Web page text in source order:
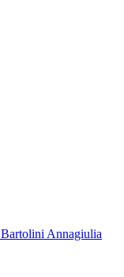
Bartolini Annagiulia